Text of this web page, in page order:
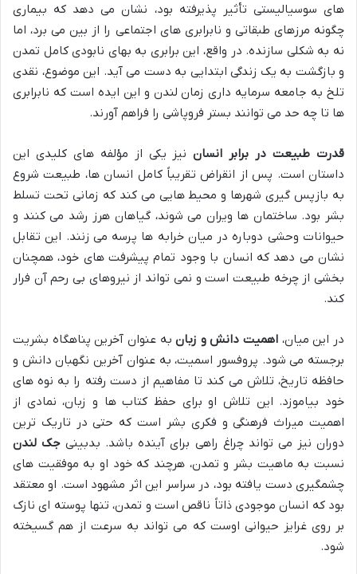
های سوسیالیستی تأثیر پذیرفته بود، نشان می دهد که بیماری
چگونه مرزهای طبقاتی و نابرابری های اجتماعی را از بین می برد، اما
نه به شکلی سازنده. در واقع، این برابری به بهای نابودی کامل تمدن
و بازگشت به یک زندگی ابتدایی به دست می آید. این موضوع، نقدی
تلخ به جامعه سرمایه داری زمان لندن و این ایده است که نابرابری
ها تا چه حد می توانند بستر فروپاشی را فراهم آورند.
قدرت طبیعت در برابر انساننیز یکی از مؤلفه های کلیدی این
داستان است. پس از انقراض تقریباً کامل انسان ها، طبیعت شروع
به بازپس گیری شهرها و محیط هایی می کند که زمانی تحت تسلط
بشر بود. ساختمان ها ویران می شوند، گیاهان هرز رشد می کنند و
حیوانات وحشی دوباره در میان خرابه ها پرسه می زنند. این تقابل
نشان می دهد که انسان با وجود تمام پیشرفت های خود، همچنان
بخشی از چرخه طبیعت است و نمی تواند از نیروهای بی رحم آن فرار
کند.
در این میان، اهمیت دانش و زبانبه عنوان آخرین پناهگاه بشریت
برجسته می شود. پروفسور اسمیت، به عنوان آخرین نگهبان دانش و
حافظه تاریخ، تلاش می کند تا مفاهیم از دست رفته را به نوه های
خود بیاموزد. این تلاش او برای حفظ کتاب ها و زبان، نمادی از
اهمیت میراث فرهنگی و فکری بشر است که حتی در تاریک ترین
دوران نیز می تواند چراغ راهی برای آینده باشد. بدبینی جک لندن
نسبت به ماهیت بشر و تمدن، هرچند که خود او به موفقیت های
چشمگیری دست یافته بود، در سراسر این اثر مشهود است. او معتقد
بود که انسان موجودی ذاتاً ناقص است و تمدن، تنها پوسته ای نازک
بر روی غرایز حیوانی اوست که می تواند به سرعت از هم گسیخته
شود.